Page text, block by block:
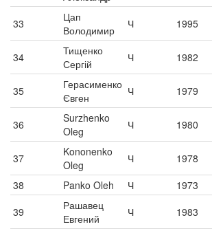
33
Цап
Володимир
Ч 1995
34
Тищенко
Сергій
Ч 1982
35
Герасименко
Євген
Ч 1979
36
Surzhenko
Oleg
Ч 1980
37
Kononenko
Oleg
Ч 1978
38
Panko Oleh Ч 1973
39
Рашавец
Евгений
Ч 1983